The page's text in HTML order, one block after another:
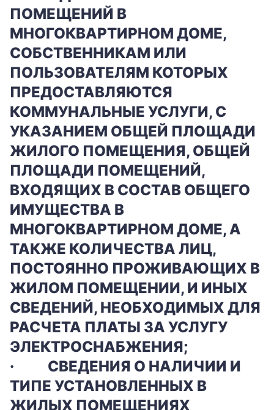
ПОМЕЩЕНИЙ В
МНОГОКВАРТИРНОМ ДОМЕ,
СОБСТВЕННИКАМ ИЛИ
ПОЛЬЗОВАТЕЛЯМ КОТОРЫХ
ПРЕДОСТАВЛЯЮТСЯ
КОММУНАЛЬНЫЕ УСЛУГИ, С
УКАЗАНИЕМ ОБЩЕЙ ПЛОЩАДИ
ЖИЛОГО ПОМЕЩЕНИЯ, ОБЩЕЙ
ПЛОЩАДИ ПОМЕЩЕНИЙ,
ВХОДЯЩИХ В СОСТАВ ОБЩЕГО
ИМУЩЕСТВА В
МНОГОКВАРТИРНОМ ДОМЕ, А
ТАКЖЕ КОЛИЧЕСТВА ЛИЦ,
ПОСТОЯННО ПРОЖИВАЮЩИХ В
ЖИЛОМ ПОМЕЩЕНИИ, И ИНЫХ
СВЕДЕНИЙ, НЕОБХОДИМЫХ ДЛЯ
РАСЧЕТА ПЛАТЫ ЗА УСЛУГУ
ЭЛЕКТРОСНАБЖЕНИЯ;
·
СВЕДЕНИЯ О НАЛИЧИИ И
ТИПЕ УСТАНОВЛЕННЫХ В
ЖИЛЫХ ПОМЕЩЕНИЯХ